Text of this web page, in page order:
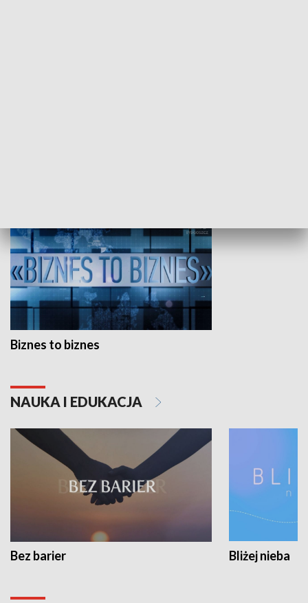
Biznes to biznes
NAUKA I EDUKACJA
Bez barier Bliżej nieba